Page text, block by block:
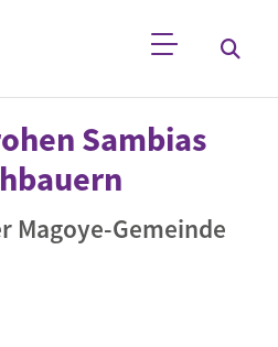
Sambias
Magoye-Gemeinde